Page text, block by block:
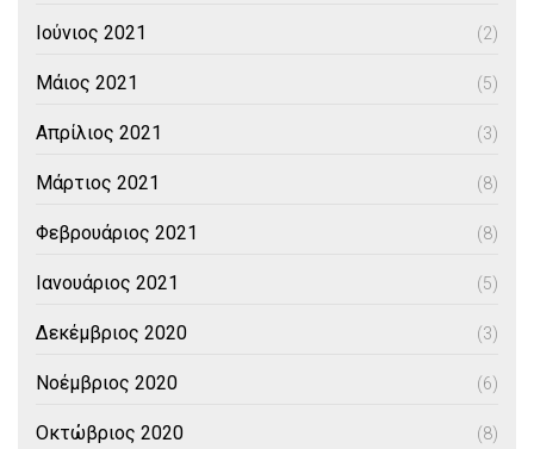
Ιούνιος 2021 (2)
Μάιος 2021 (5)
Απρίλιος 2021 (3)
Μάρτιος 2021 (8)
Φεβρουάριος 2021 (8)
Ιανουάριος 2021 (5)
Δεκέμβριος 2020 (3)
Νοέμβριος 2020 (6)
Οκτώβριος 2020 (8)